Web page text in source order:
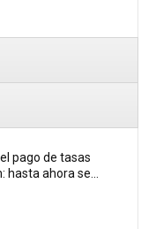
pago de tasas
hasta ahora se...